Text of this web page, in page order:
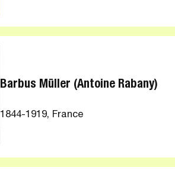
Barbus Müller (Antoine Rabany)
1844-1919, France